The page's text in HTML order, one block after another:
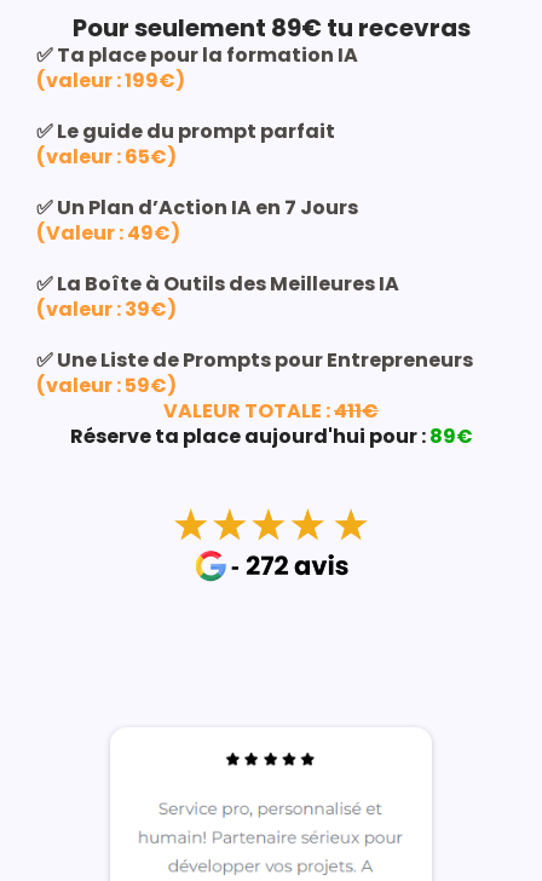
Pour seulement 89€ tu recevras
✅ Ta place pour la formation IA
(valeur : 199€)
✅ Le guide du prompt parfait
(valeur : 65€)
✅ Un Plan d’Action IA en 7 Jours
(Valeur : 49€)
✅ La Boîte à Outils des Meilleures IA
(valeur : 39€)
✅ Une Liste de Prompts pour Entrepreneurs
(valeur : 59€)
VALEUR TOTALE :411€
Réserve ta place aujourd'hui pour :89€